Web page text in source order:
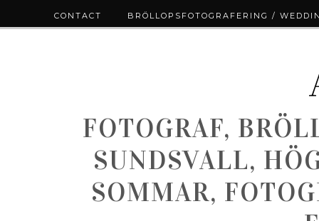
FOTOGRAF,
SUNDSVALL,
SOMMAR,
CONTACT BRÖLLOPSFOTOGRAFERING /